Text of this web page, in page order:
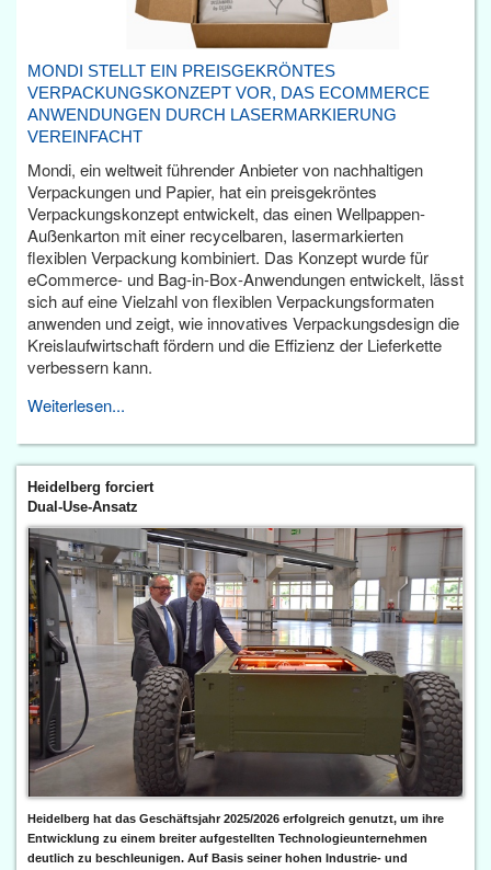
MONDI STELLT EIN PREISGEKRÖNTES
VERPACKUNGSKONZEPT VOR, DAS ECOMMERCE
ANWENDUNGEN DURCH LASERMARKIERUNG
VEREINFACHT
Mondi, ein weltweit führender Anbieter von nachhaltigen
Verpackungen und Papier, hat ein preisgekröntes
Verpackungskonzept entwickelt, das einen Wellpappen-
Außenkarton mit einer recycelbaren, lasermarkierten
flexiblen Verpackung kombiniert. Das Konzept wurde für
eCommerce- und Bag-in-Box-Anwendungen entwickelt, lässt
sich auf eine Vielzahl von flexiblen Verpackungsformaten
anwenden und zeigt, wie innovatives Verpackungsdesign die
Kreislaufwirtschaft fördern und die Effizienz der Lieferkette
verbessern kann.
Weiterlesen...
Heidelberg forciert
Dual-Use-Ansatz
Heidelberg hat das Geschäftsjahr 2025/2026 erfolgreich genutzt, um ihre
Entwicklung zu einem breiter aufgestellten Technologieunternehmen
deutlich zu beschleunigen. Auf Basis seiner hohen Industrie- und